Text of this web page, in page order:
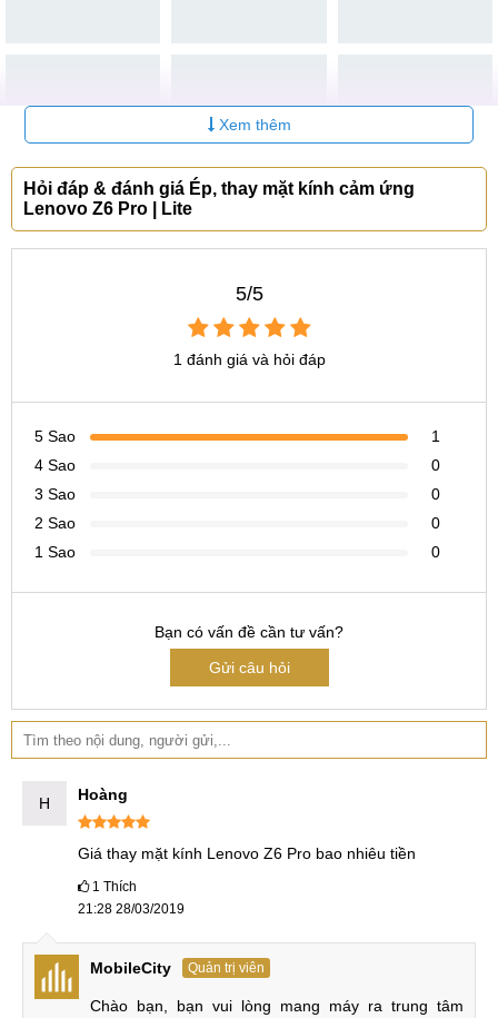
CN 6:97 Hàm Nghi, Q.Thanh Khê
Hotline:097.123.9797
thay mặt kính Lenovo Z6 Pro giá bao nhiêu
thay mặt kính Lenovo Z6 Pro ở đâu
giá thay cảm ứng Lenovo Z6 Pro hà nội
Xem thêm
Hỏi đáp & đánh giá Ép, thay mặt kính cảm ứng
Lenovo Z6 Pro | Lite
5/5
1 đánh giá và hỏi đáp
5 Sao
1
4 Sao
0
3 Sao
0
2 Sao
0
1 Sao
0
Bạn có vấn đề cần tư vấn?
Gửi câu hỏi
H Hoàng
Giá thay mặt kính Lenovo Z6 Pro bao nhiêu tiền
1 Thích
21:28 28/03/2019
MobileCity Quản trị viên
Chào bạn, bạn vui lòng mang máy ra trung tâm